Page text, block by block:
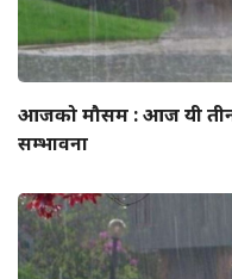
आजको मौसम : आज यी तीन
सम्भावना